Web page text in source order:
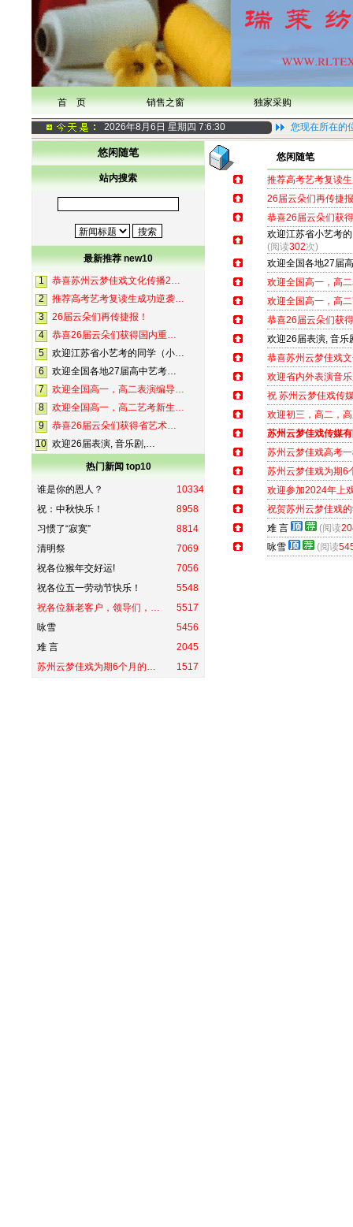
首 页 销售之窗 独家采购
2026年8月6日 星期四 7:6:31 您现在所在的
悠闲随笔
站内搜索
最新推荐 new10
1
恭喜苏州云梦佳戏文化传播2…
2
推荐高考艺考复读生成功逆袭…
3
26届云朵们再传捷报！
4
恭喜26届云朵们获得国内重…
5
欢迎江苏省小艺考的同学（小…
6
欢迎全国各地27届高中艺考…
7
欢迎全国高一，高二表演编导…
8
欢迎全国高一，高二艺考新生…
9
恭喜26届云朵们获得省艺术…
10 欢迎26届表演, 音乐剧,…
热门新闻 top10
谁是你的恩人？
10334
祝：中秋快乐！
8958
习惯了“寂寞”
8814
清明祭
7069
祝各位猴年交好运!
7056
祝各位五一劳动节快乐！
5548
祝各位新老客户，领导们，…
5517
咏雪
5456
难 言
2045
苏州云梦佳戏为期6个月的…
1517
悠闲随笔
推荐高考艺考复读
26届云朵们再传捷
恭喜26届云朵们获
欢迎江苏省小艺考
(阅读302次)
欢迎全国各地27届
欢迎全国高一，高
欢迎全国高一，高
恭喜26届云朵们获
欢迎26届表演, 音乐
恭喜苏州云梦佳戏
欢迎省内外表演音
祝 苏州云梦佳戏传
欢迎初三，高二，
苏州云梦佳戏传媒
苏州云梦佳戏高考
苏州云梦佳戏为期6
欢迎参加2024年上
祝贺苏州云梦佳戏
难 言
(阅读
咏雪
(阅读